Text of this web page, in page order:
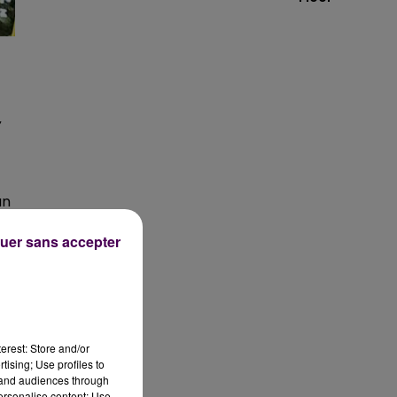
Store and/or
Use profiles to
audiences through
sans accepter